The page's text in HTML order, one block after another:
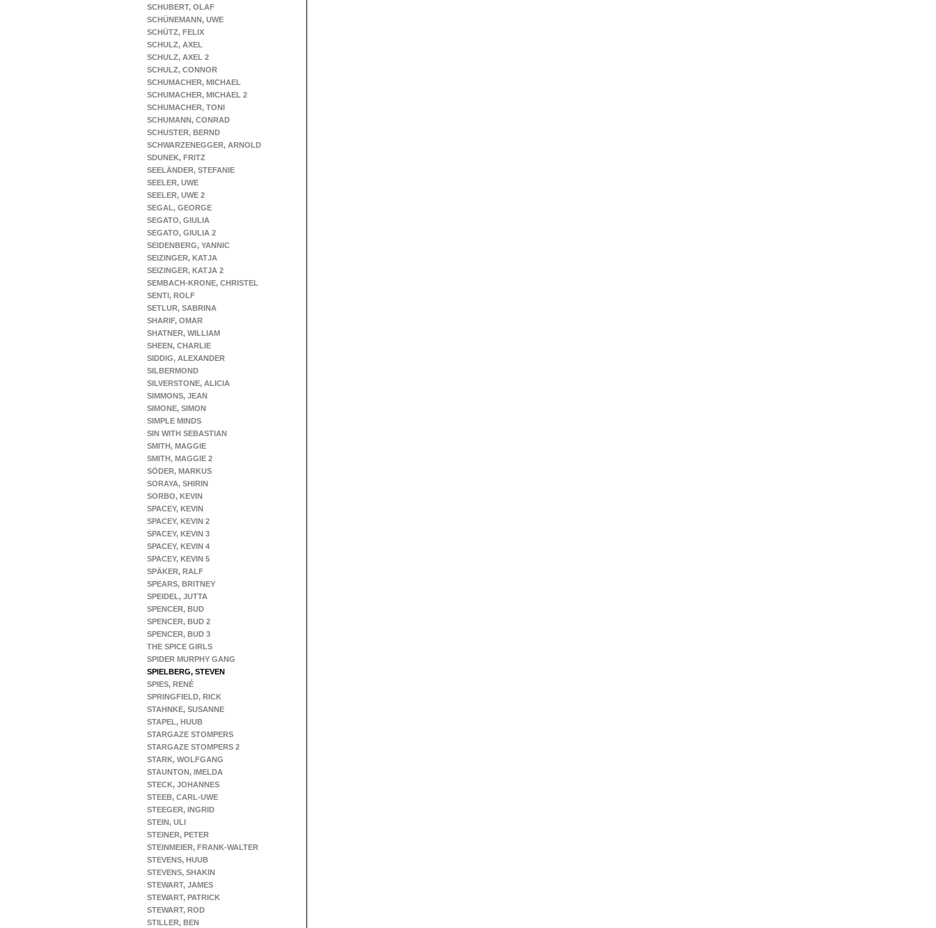
SCHUBERT, OLAF
SCHÜNEMANN, UWE
SCHÜTZ, FELIX
SCHULZ, AXEL
SCHULZ, AXEL 2
SCHULZ, CONNOR
SCHUMACHER, MICHAEL
SCHUMACHER, MICHAEL 2
SCHUMACHER, TONI
SCHUMANN, CONRAD
SCHUSTER, BERND
SCHWARZENEGGER, ARNOLD
SDUNEK, FRITZ
SEELÄNDER, STEFANIE
SEELER, UWE
SEELER, UWE 2
SEGAL, GEORGE
SEGATO, GIULIA
SEGATO, GIULIA 2
SEIDENBERG, YANNIC
SEIZINGER, KATJA
SEIZINGER, KATJA 2
SEMBACH-KRONE, CHRISTEL
SENTI, ROLF
SETLUR, SABRINA
SHARIF, OMAR
SHATNER, WILLIAM
SHEEN, CHARLIE
SIDDIG, ALEXANDER
SILBERMOND
SILVERSTONE, ALICIA
SIMMONS, JEAN
SIMONE, SIMON
SIMPLE MINDS
SIN WITH SEBASTIAN
SMITH, MAGGIE
SMITH, MAGGIE 2
SÖDER, MARKUS
SORAYA, SHIRIN
SORBO, KEVIN
SPACEY, KEVIN
SPACEY, KEVIN 2
SPACEY, KEVIN 3
SPACEY, KEVIN 4
SPACEY, KEVIN 5
SPÄKER, RALF
SPEARS, BRITNEY
SPEIDEL, JUTTA
SPENCER, BUD
SPENCER, BUD 2
SPENCER, BUD 3
THE SPICE GIRLS
SPIDER MURPHY GANG
SPIELBERG, STEVEN
SPIES, RENÉ
SPRINGFIELD, RICK
STAHNKE, SUSANNE
STAPEL, HUUB
STARGAZE STOMPERS
STARGAZE STOMPERS 2
STARK, WOLFGANG
STAUNTON, IMELDA
STECK, JOHANNES
STEEB, CARL-UWE
STEEGER, INGRID
STEIN, ULI
STEINER, PETER
STEINMEIER, FRANK-WALTER
STEVENS, HUUB
STEVENS, SHAKIN
STEWART, JAMES
STEWART, PATRICK
STEWART, ROD
STILLER, BEN